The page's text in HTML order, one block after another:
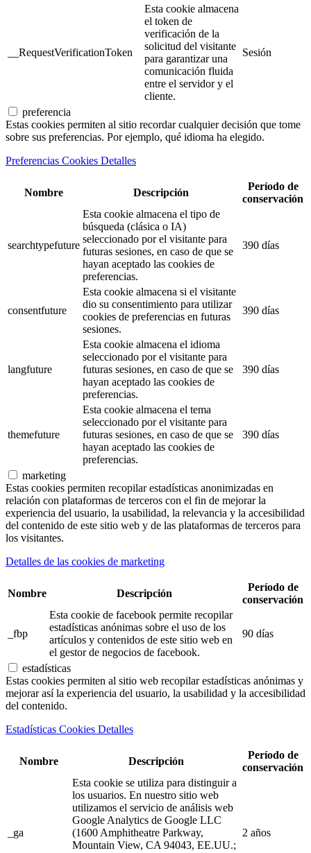
__RequestVerificationToken
Esta cookie almacena
el token de
verificación de la
solicitud del visitante
para garantizar una
comunicación fluida
entre el servidor y el
cliente.
Sesión
preferencia
Estas cookies permiten al sitio recordar cualquier decisión que tome
sobre sus preferencias. Por ejemplo, qué idioma ha elegido.
Preferencias Cookies Detalles
Nombre Descripción
Período de
conservación
searchtypefuture
Esta cookie almacena el tipo de
búsqueda (clásica o IA)
seleccionado por el visitante para
futuras sesiones, en caso de que se
hayan aceptado las cookies de
preferencias.
390 días
consentfuture
Esta cookie almacena si el visitante
dio su consentimiento para utilizar
cookies de preferencias en futuras
sesiones.
390 días
langfuture
Esta cookie almacena el idioma
seleccionado por el visitante para
futuras sesiones, en caso de que se
hayan aceptado las cookies de
preferencias.
390 días
themefuture
Esta cookie almacena el tema
seleccionado por el visitante para
futuras sesiones, en caso de que se
hayan aceptado las cookies de
preferencias.
390 días
marketing
Estas cookies permiten recopilar estadísticas anonimizadas en
relación con plataformas de terceros con el fin de mejorar la
experiencia del usuario, la usabilidad, la relevancia y la accesibilidad
del contenido de este sitio web y de las plataformas de terceros para
los visitantes.
Detalles de las cookies de marketing
Nombre Descripción
Período de
conservación
_fbp
Esta cookie de facebook permite recopilar
estadísticas anónimas sobre el uso de los
artículos y contenidos de este sitio web en
el gestor de negocios de facebook.
90 días
estadísticas
Estas cookies permiten al sitio web recopilar estadísticas anónimas y
mejorar así la experiencia del usuario, la usabilidad y la accesibilidad
del contenido.
Estadísticas Cookies Detalles
Nombre Descripción
Período de
conservación
_ga
Esta cookie se utiliza para distinguir a
los usuarios. En nuestro sitio web
utilizamos el servicio de análisis web
Google Analytics de Google LLC
(1600 Amphitheatre Parkway,
Mountain View, CA 94043, EE.UU.;
2 años